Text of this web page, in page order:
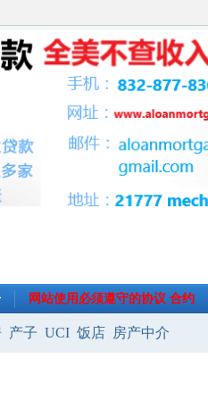
网站使用必须遵守的协议 合约
产子 UCI 饭店 房产中介